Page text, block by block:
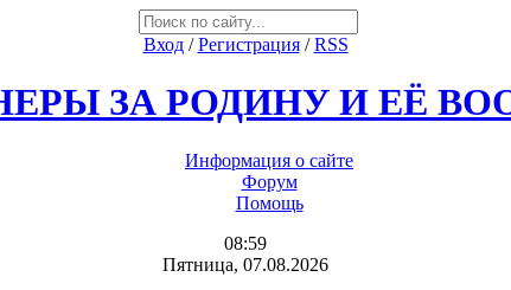
Вход/Регистрация/RSS
ЗА РОДИНУ И ЕЁ
Информация о сайте
Форум
Помощь
08:59
Пятница, 07.08.2026